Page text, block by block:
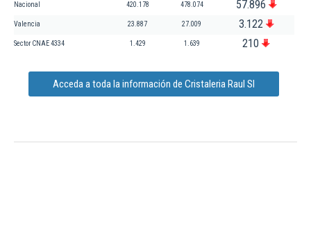
Nacional 420.178 478.074 57.896
Valencia 23.887 27.009 3.122
Sector CNAE 4334 1.429 1.639 210
Acceda a toda la información de Cristaleria Raul Sl